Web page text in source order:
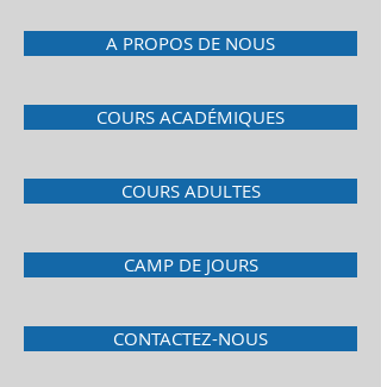
A PROPOS DE NOUS
COURS ACADÉMIQUES
COURS ADULTES
CAMP DE JOURS
CONTACTEZ-NOUS